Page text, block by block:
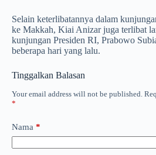
Selain keterlibatannya dalam
ke Makkah, Kiai Anizar juga terlibat
kunjungan Presiden RI, Prabowo
beberapa hari yang lalu.
Tinggalkan Balasan
Your email address will not be published.
*
Nama *